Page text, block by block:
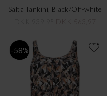
Salta Tankini, Black/Off-white
-58%